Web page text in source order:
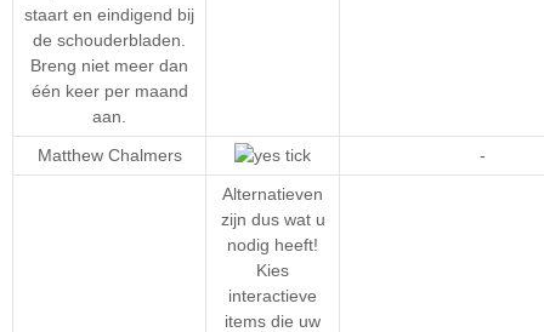
staart en eindigend bij
de schouderbladen.
Breng niet meer dan
één keer per maand
aan.
Matthew Chalmers
-
Alternatieven
zijn dus wat u
nodig heeft!
Kies
interactieve
items die uw